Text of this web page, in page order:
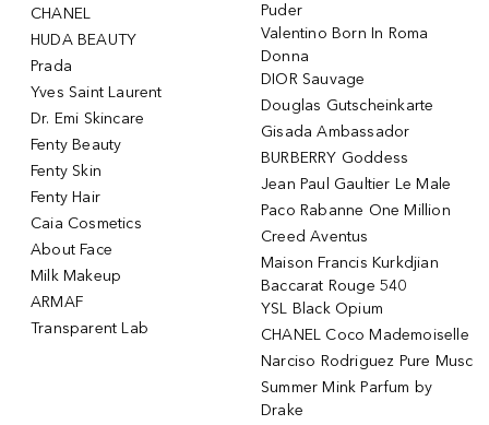
CHANEL
HUDA BEAUTY
Prada
Yves Saint Laurent
Dr. Emi Skincare
Fenty Beauty
Fenty Skin
Fenty Hair
Caia Cosmetics
About Face
Milk Makeup
ARMAF
Transparent Lab
Puder
Valentino Born In Roma
Donna
DIOR Sauvage
Douglas Gutscheinkarte
Gisada Ambassador
BURBERRY Goddess
Jean Paul Gaultier Le Male
Paco Rabanne One Million
Creed Aventus
Maison Francis Kurkdjian
Baccarat Rouge 540
YSL Black Opium
CHANEL Coco Mademoiselle
Narciso Rodriguez Pure Musc
Summer Mink Parfum by
Drake